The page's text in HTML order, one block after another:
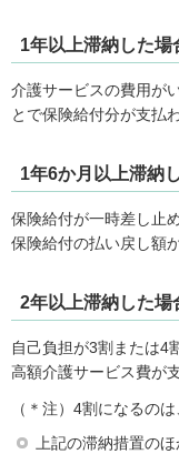
1年以上滞納した場
介護サービスの費用が
とで保険給付分が支払
1年6か月以上滞納
保険給付が一時差し止
保険給付の払い戻し額
2年以上滞納した場
自己負担が3割または4
高額介護サービス費が
（＊注）4割になるの
上記の滞納措置の